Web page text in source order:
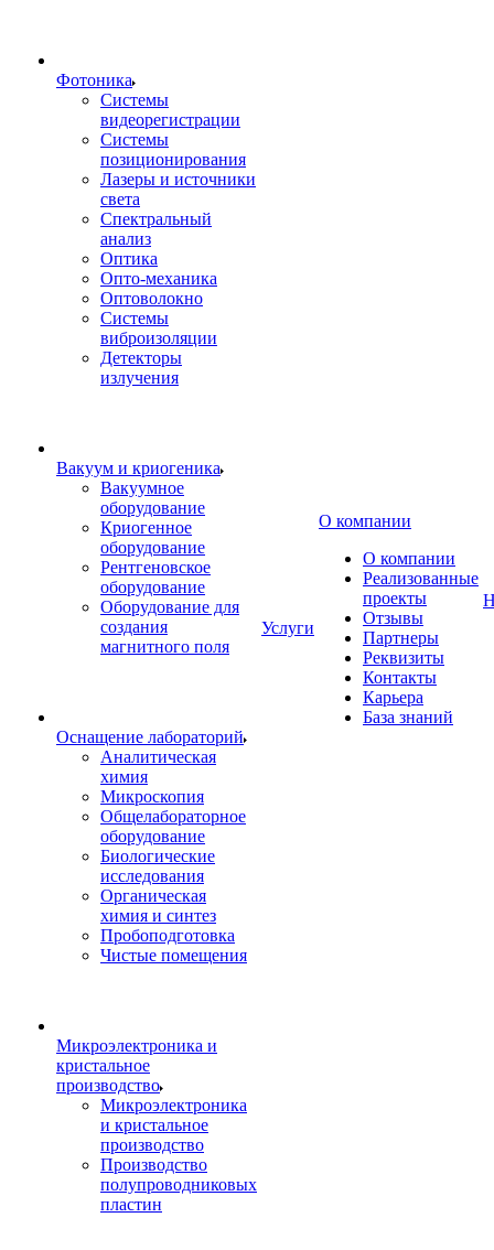
Фотоника
Cистемы
видеорегистрации
Системы
позиционирования
Лазеры и источники
света
Спектральный
анализ
Оптика
Опто-механика
Оптоволокно
Системы
виброизоляции
Детекторы
излучения
Вакуум и криогеника
Вакуумное
оборудование
Криогенное
оборудование
Рентгеновское
оборудование
Оборудование для
создания
магнитного поля
Оснащение лабораторий
Аналитическая
химия
Микроскопия
Общелабораторное
оборудование
Биологические
исследования
Органическая
химия и синтез
Пробоподготовка
Чистые помещения
Микроэлектроника и
кристальное
производство
Микроэлектроника
и кристальное
производство
Производство
полупроводниковых
пластин
Услуги
О компании
О компании
Реализованные
проекты
Отзывы
Партнеры
Реквизиты
Контакты
Карьера
База знаний